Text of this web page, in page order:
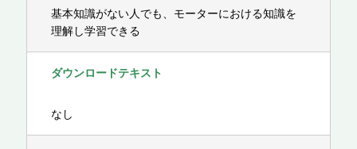
基本知識がない人でも、モーターにおける知識を
理解し学習できる
ダウンロードテキスト
なし